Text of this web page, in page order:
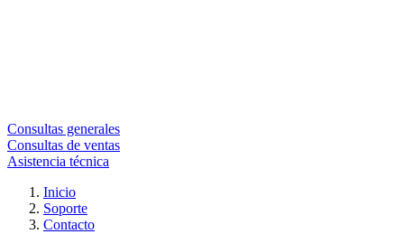
Consultas generales
Consultas de ventas
Asistencia técnica
Inicio
Soporte
Contacto